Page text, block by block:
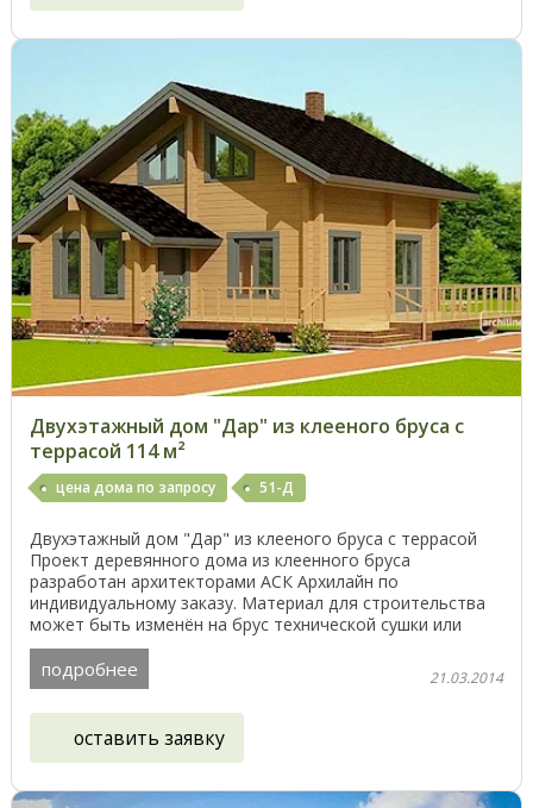
Двухэтажный дом "Дар" из клееного бруса с
террасой 114 м²
цена дома по запросу 51-Д
Двухэтажный дом "Дар" из клееного бруса с террасой
Проект деревянного дома из клеенного бруса
разработан архитекторами АСК Архилайн по
индивидуальному заказу. Материал для строительства
может быть изменён на брус технической сушки или
естественной ...
подробнее 21.03.2014
оставить заявку